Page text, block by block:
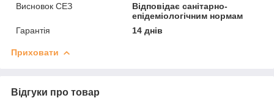
Висновок СЕЗ
Відповідає санітарно-
епідеміологічним нормам
Гарантія
14 днів
Приховати
Відгуки про товар